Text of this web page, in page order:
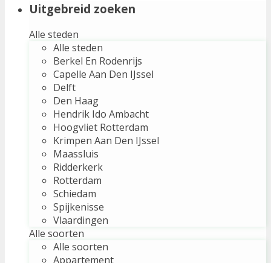
Uitgebreid zoeken
Alle steden
Alle steden
Berkel En Rodenrijs
Capelle Aan Den IJssel
Delft
Den Haag
Hendrik Ido Ambacht
Hoogvliet Rotterdam
Krimpen Aan Den IJssel
Maassluis
Ridderkerk
Rotterdam
Schiedam
Spijkenisse
Vlaardingen
Alle soorten
Alle soorten
Appartement